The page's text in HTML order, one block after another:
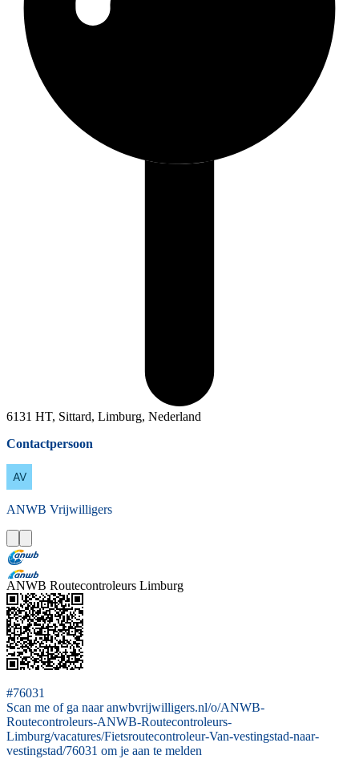
6131 HT, Sittard, Limburg, Nederland
Contactpersoon
ANWB Vrijwilligers
ANWB Routecontroleurs Limburg
#76031
Scan me of ga naar anwbvrijwilligers.nl/o/ANWB-
Routecontroleurs-ANWB-Routecontroleurs-
Limburg/vacatures/Fietsroutecontroleur-Van-vestingstad-naar-
vestingstad/76031 om je aan te melden